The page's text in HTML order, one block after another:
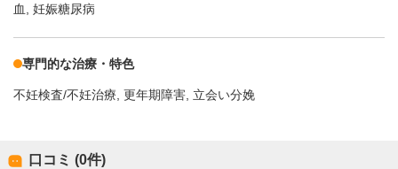
血
妊娠糖尿病
専門的な治療・特色
不妊検査/不妊治療 更年期障害 立会い分娩
口コミ (0件)